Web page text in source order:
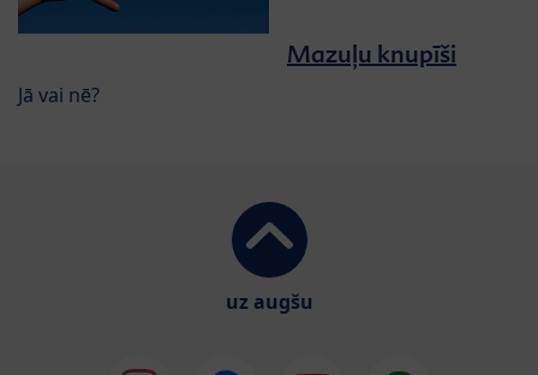
Mazuļu knupīši
Jā vai nē?
uz augšu